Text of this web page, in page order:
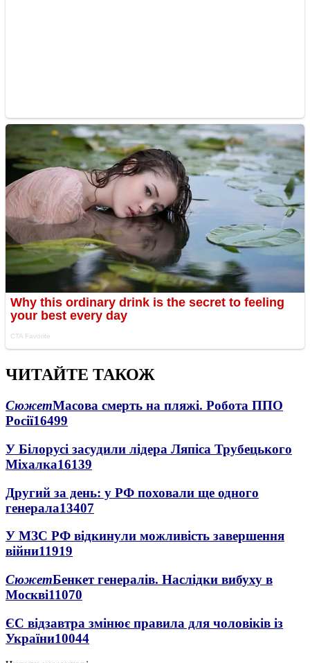
ЧИТАЙТЕ ТАКОЖ
СюжетМасова смерть на пляжі. Робота ППО
Росії16499
У Білорусі засудили лідера Ляпіса Трубецького
Міхалка16139
Другий за день: у РФ поховали ще одного
генерала13407
У МЗС РФ відкинули можливість завершення
війни11919
СюжетБенкет генералів. Наслідки вибуху в
Москві11070
ЄС відзавтра змінює правила для чоловіків із
України10044